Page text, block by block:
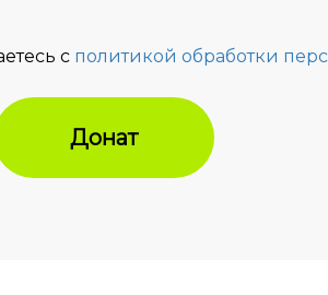
с политикой обработки
Донат